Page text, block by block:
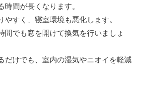
間が長くなります。
すく、寝室環境も悪化します。
間でも窓を開けて換気を行いましょ
だけでも、室内の湿気やニオイを軽減